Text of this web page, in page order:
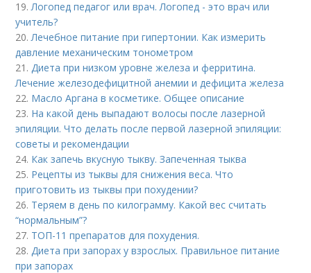
19.Логопед педагог или врач. Логопед - это врач или
учитель?
20.Лечебное питание при гипертонии. Как измерить
давление механическим тонометром
21.Диета при низком уровне железа и ферритина.
Лечение железодефицитной анемии и дефицита железа
22. Масло Аргана в косметике. Общее описание
23. На какой день выпадают волосы после лазерной
эпиляции. Что делать после первой лазерной эпиляции:
советы и рекомендации
24. Как запечь вкусную тыкву. Запеченная тыква
25. Рецепты из тыквы для снижения веса. Что
приготовить из тыквы при похудении?
26. Теряем в день по килограмму. Какой вес считать
“нормальным”?
27. ТОП-11 препаратов для похудения.
28.Диета при запорах у взрослых. Правильное питание
при запорах